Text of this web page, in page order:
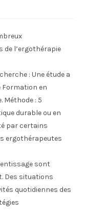
l’ergothérapie
: Une étude a
Formation en
Méthode : 5
durable ou en
par certains
ergothérapeutes
sont
Des situations
quotidiennes des